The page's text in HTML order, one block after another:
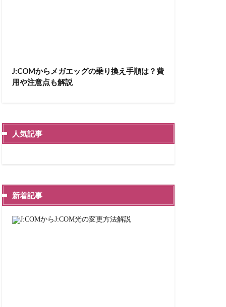
J:COMからメガエッグの乗り換え手順は？費
用や注意点も解説
人気記事
新着記事